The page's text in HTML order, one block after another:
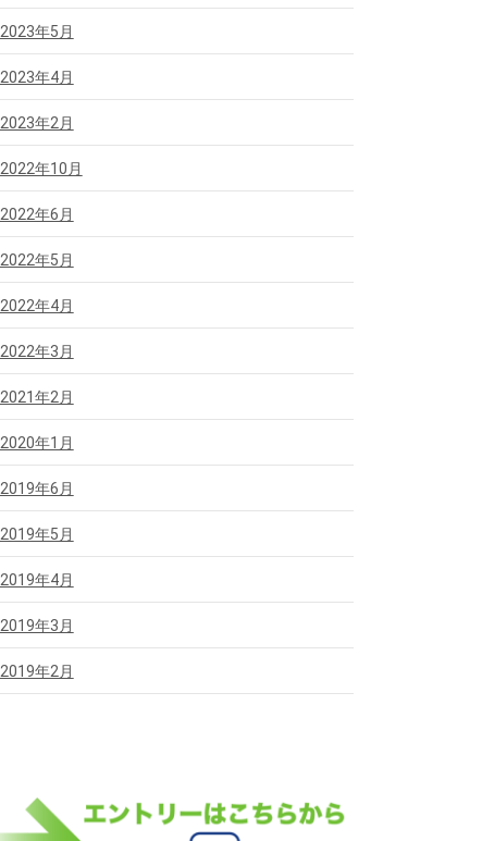
2023年5月
2023年4月
2023年2月
2022年10月
2022年6月
2022年5月
2022年4月
2022年3月
2021年2月
2020年1月
2019年6月
2019年5月
2019年4月
2019年3月
2019年2月